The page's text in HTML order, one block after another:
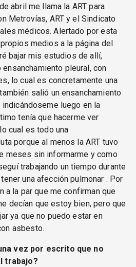
abril me llama la ART para
Metrovías, ART y el Sindicato
médicos. Alertado por esta
medios a la página del
bajar mis estudios de allí,
pleural, con
lo cual es concretamente una
salió un ensanchamiento
luego en la
tenía que hacerme ver
cual es todo una
porque al menos la ART tuvo
meses sin informarme y como
trabajando un tiempo durante
una afección pulmonar . Por
a la par que me confirman que
decían que estoy bien, pero que
ya que no puedo estar en
asbesto.
vez por escrito que no
trabajo?